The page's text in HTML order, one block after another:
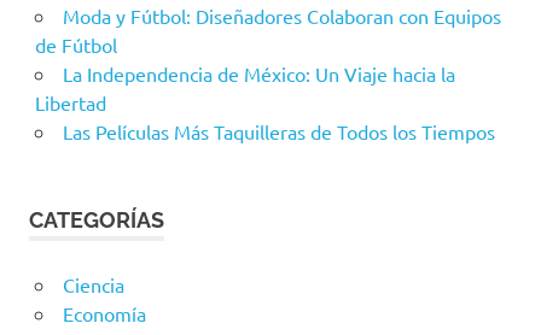
Moda y Fútbol: Diseñadores Colaboran con Equipos
de Fútbol
La Independencia de México: Un Viaje hacia la
Libertad
Las Películas Más Taquilleras de Todos los Tiempos
CATEGORÍAS
Ciencia
Economía